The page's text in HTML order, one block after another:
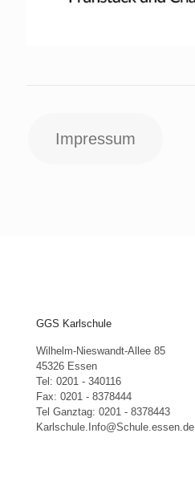
Impressum
GGS Karlschule
Wilhelm-Nieswandt-Allee 85
45326 Essen
Tel: 0201 - 340116
Fax: 0201 - 8378444
Tel Ganztag: 0201 - 8378443
Karlschule.Info@Schule.essen.de